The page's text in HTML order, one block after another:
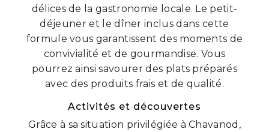
délices de la gastronomie locale. Le petit-
déjeuner et le dîner inclus dans cette
formule vous garantissent des moments de
convivialité et de gourmandise. Vous
pourrez ainsi savourer des plats préparés
avec des produits frais et de qualité.
Activités et découvertes
Grâce à sa situation privilégiée à Chavanod,